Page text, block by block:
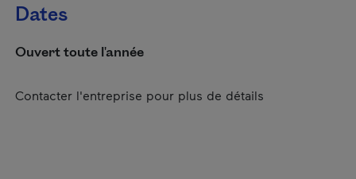
Dates
Ouvert toute l'année
Contacter l'entreprise pour plus de détails